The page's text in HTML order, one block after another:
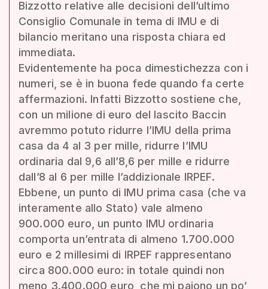
Bizzotto relative alle decisioni dell’ultimo
Consiglio Comunale in tema di IMU e di
bilancio meritano una risposta chiara ed
immediata.
Evidentemente ha poca dimestichezza con i
numeri, se è in buona fede quando fa certe
affermazioni. Infatti Bizzotto sostiene che,
con un milione di euro del lascito Baccin
avremmo potuto ridurre l’IMU della prima
casa da 4 al 3 per mille, ridurre l’IMU
ordinaria dal 9,6 all’8,6 per mille e ridurre
dall’8 al 6 per mille l’addizionale IRPEF.
Ebbene, un punto di IMU prima casa (che va
interamente allo Stato) vale almeno
900.000 euro, un punto IMU ordinaria
comporta un’entrata di almeno 1.700.000
euro e 2 millesimi di IRPEF rappresentano
circa 800.000 euro: in totale quindi non
meno 3.400.000 euro, che mi paiono un po’